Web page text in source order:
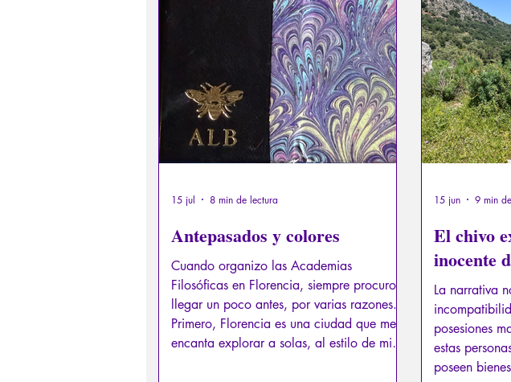
Psicopatología del Poder Traumatismo
Derechos sexuales/Educación sexual Psicopatología
Filosofando por los mitos griegos La Licorne La
Filosofía Conferencias Inteligencia artificial
Antepasados y colores
Cuando organizo las Academias
Filosóficas en Florencia, siempre procuro
llegar un poco antes, por varias razones.
Primero, Florencia es una ciudad que me
encanta explorar a solas, al estilo de mi
15 jul 8 min de lectura
El chivo
inocente
La narrativa
posesiones
estas
poseen
15 jun 9 min